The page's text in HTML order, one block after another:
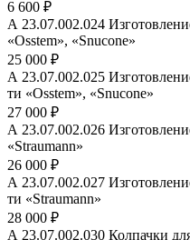
6 600 ₽
А 23.07.002.024
«Osstem», «Snucone»
25 000 ₽
А 23.07.002.025
ти «Osstem», «Snucone»
27 000 ₽
А 23.07.002.026
«Straumann»
26 000 ₽
А 23.07.002.027
ти «Straumann»
28 000 ₽
А 23.07.002.030 Колпачки